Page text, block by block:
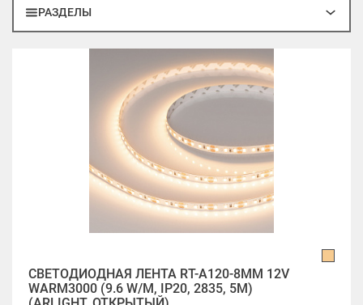
РАЗДЕЛЫ
СВЕТОДИОДНАЯ ЛЕНТА RT-A120-8MM 12V
WARM3000 (9.6 W/M, IP20, 2835, 5M)